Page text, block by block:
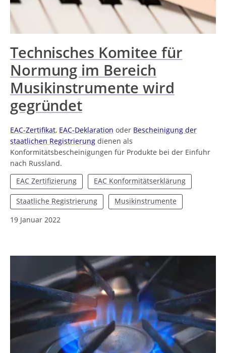
Technisches Komitee für
Normung im Bereich
Musikinstrumente wird
gegründet
EAC-Zertifikat, EAC-Deklaration oder Bescheinigung der
staatlichen Registrierung dienen als
Konformitätsbescheinigungen für Produkte bei der Einfuhr
nach Russland.
EAC Zertifizierung
EAC Konformitätserklärung
Staatliche Registrierung
Musikinstrumente
19 Januar 2022